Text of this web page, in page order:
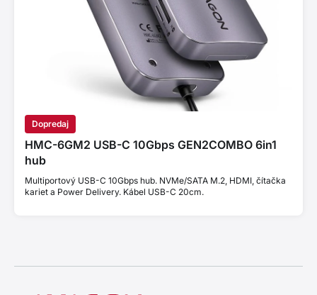
Dopredaj
HMC-6GM2 USB-C 10Gbps GEN2COMBO 6in1
hub
Multiportový USB-C 10Gbps hub. NVMe/SATA M.2, HDMI, čítačka
kariet a Power Delivery. Kábel USB-C 20cm.